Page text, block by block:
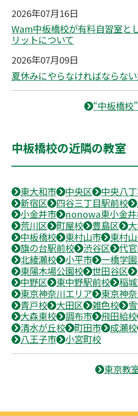
2026年07月16日
Wam中板橋校が有料自習室と
リットについて
2026年07月09日
夏休みにやらなければならな
“中板橋校
中板橋校の近隣の教室
東大和市 中央区 中央八
新宿区
四谷三丁目駅前校
小金井市
nonowa東小金
荒川区
町屋校 豊島区
中板橋校
東村山市 東村
旗の台駅前校
渋谷区 代
北綾瀬校
小平市 一橋学
東陽木場公園校
世田谷区
中野区
東中野駅前校
稲
東京神奈川エリア
東京神
青戸校
大田区 雑色校
大森東校
調布市 飛田給校
清水が丘校
町田市 成瀬校
八王子市
小宮町校
東京教